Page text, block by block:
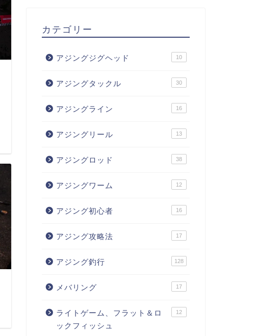
カテゴリー
アジングジグヘッド 10
アジングタックル 30
アジングライン 16
アジングリール 13
アジングロッド 38
アジングワーム 12
アジング初心者 16
アジング攻略法 17
アジング釣行 128
メバリング 17
ライトゲーム、フラット＆ロ
ックフィッシュ
12